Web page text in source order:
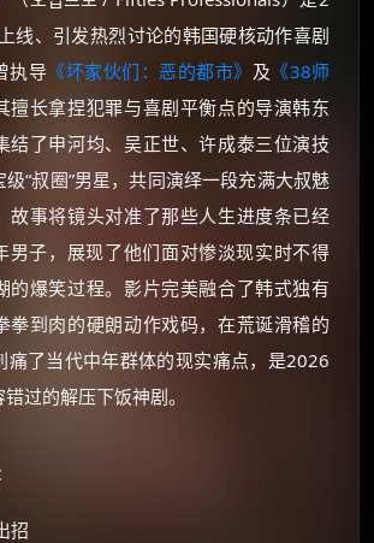
线、引发热烈讨论的韩国硬核动作喜剧
执导 《坏家伙们：恶的都市》 及 《38师
擅长拿捏犯罪与喜剧平衡点的导演韩东
结了申河均、吴正世、许成泰三位演技
“叔圈”男星，共同演绎一段充满大叔魅
故事将镜头对准了那些人生进度条已经
男子，展现了他们面对惨淡现实时不得
的爆笑过程。影片完美融合了韩式独有
拳到肉的硬朗动作戏码，在荒诞滑稽的
痛了当代中年群体的现实痛点，是2026
过的解压下饭神剧。
招